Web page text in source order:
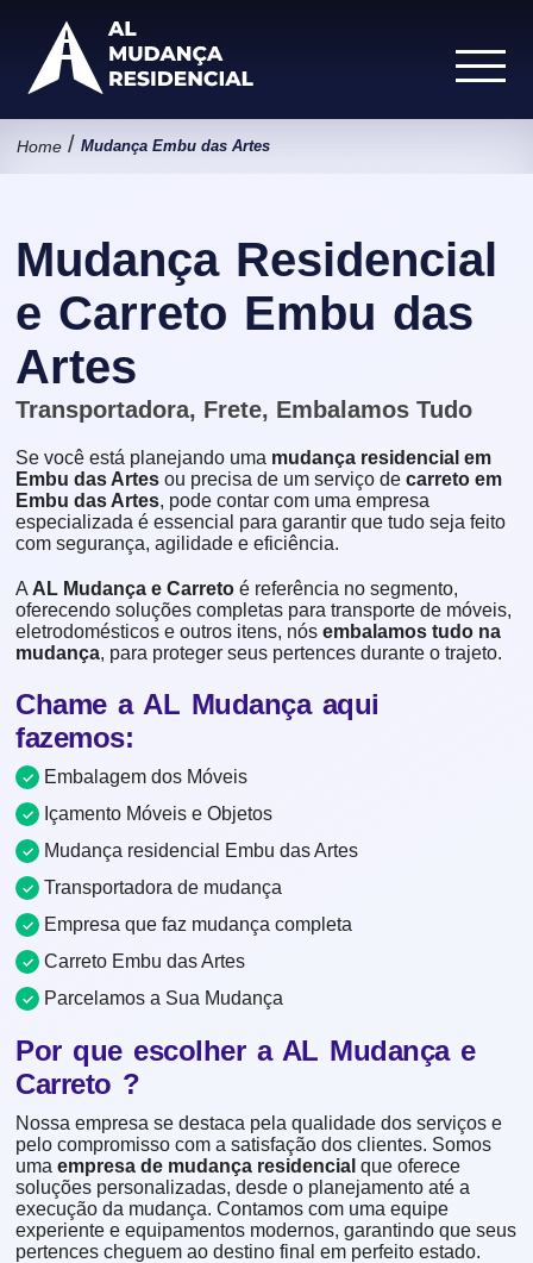
Home / Mudança Embu das Artes
Mudança Residencial
e Carreto Embu das
Artes
Transportadora, Frete, Embalamos Tudo
Se você está planejando uma mudança residencial em
Embu das Artes ou precisa de um serviço decarreto em
Embu das Artes, pode contar com uma empresa
especializada é essencial para garantir que tudo seja feito
com segurança, agilidade e eficiência.
AAL Mudança e Carreto é referência no segmento,
oferecendo soluções completas para transporte de móveis,
eletrodomésticos e outros itens, nósembalamos tudo na
mudança, para proteger seus pertences durante o trajeto.
Chame a AL Mudança aqui
fazemos:
Embalagem dos Móveis
Içamento Móveis e Objetos
Mudança residencial Embu das Artes
Transportadora de mudança
Empresa que faz mudança completa
Carreto Embu das Artes
Parcelamos a Sua Mudança
Por que escolher a AL Mudança e
Carreto ?
Nossa empresa se destaca pela qualidade dos serviços e
pelo compromisso com a satisfação dos clientes. Somos
umaempresa de mudança residencial que oferece
soluções personalizadas, desde o planejamento até a
execução da mudança. Contamos com uma equipe
experiente e equipamentos modernos, garantindo que seus
pertences cheguem ao destino final em perfeito estado.